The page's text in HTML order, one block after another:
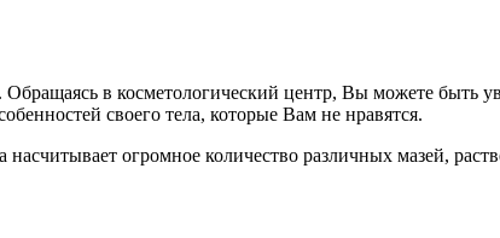
в косметологический центр, Вы можете быть
своего тела, которые Вам не нравятся.
огромное количество различных мазей,